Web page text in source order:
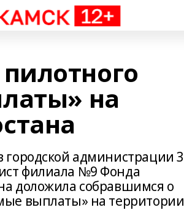
на
администрации 3
филиала №9 Фонда
доложила собравшимся о
выплаты» на территории